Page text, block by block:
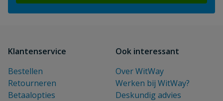
Klantenservice
Bestellen
Retourneren
Betaalopties
Ook interessant
Over WitWay
Werken bij WitWay?
Deskundig advies